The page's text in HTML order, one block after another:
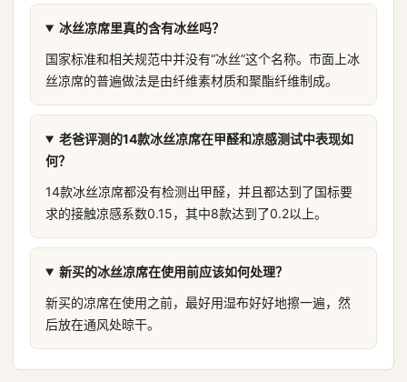
冰丝凉席里真的含有冰丝吗？
国家标准和相关规范中并没有“冰丝”这个名称。市面上冰
丝凉席的普遍做法是由纤维素材质和聚酯纤维制成。
老爸评测的14款冰丝凉席在甲醛和凉感测试中表现如
何？
14款冰丝凉席都没有检测出甲醛，并且都达到了国标要
求的接触凉感系数0.15，其中8款达到了0.2以上。
新买的冰丝凉席在使用前应该如何处理？
新买的凉席在使用之前，最好用湿布好好地擦一遍，然
后放在通风处晾干。